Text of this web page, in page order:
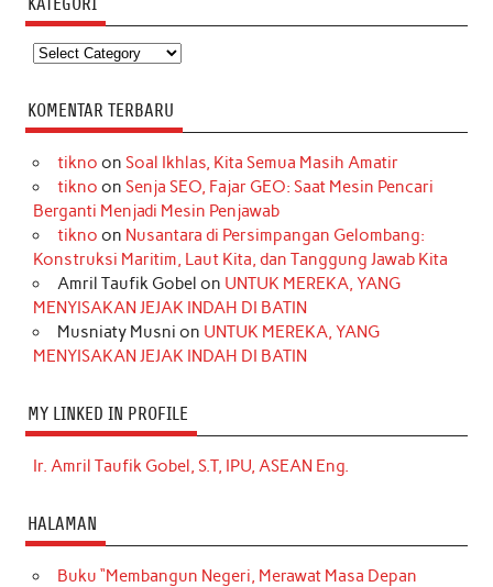
Kategori
KOMENTAR TERBARU
tikno on Soal Ikhlas, Kita Semua Masih Amatir
tikno on Senja SEO, Fajar GEO: Saat Mesin Pencari
Berganti Menjadi Mesin Penjawab
tikno on Nusantara di Persimpangan Gelombang:
Konstruksi Maritim, Laut Kita, dan Tanggung Jawab Kita
Amril Taufik Gobel on UNTUK MEREKA, YANG
MENYISAKAN JEJAK INDAH DI BATIN
Musniaty Musni on UNTUK MEREKA, YANG
MENYISAKAN JEJAK INDAH DI BATIN
MY LINKED IN PROFILE
Ir. Amril Taufik Gobel, S.T, IPU, ASEAN Eng.
HALAMAN
Buku “Membangun Negeri, Merawat Masa Depan